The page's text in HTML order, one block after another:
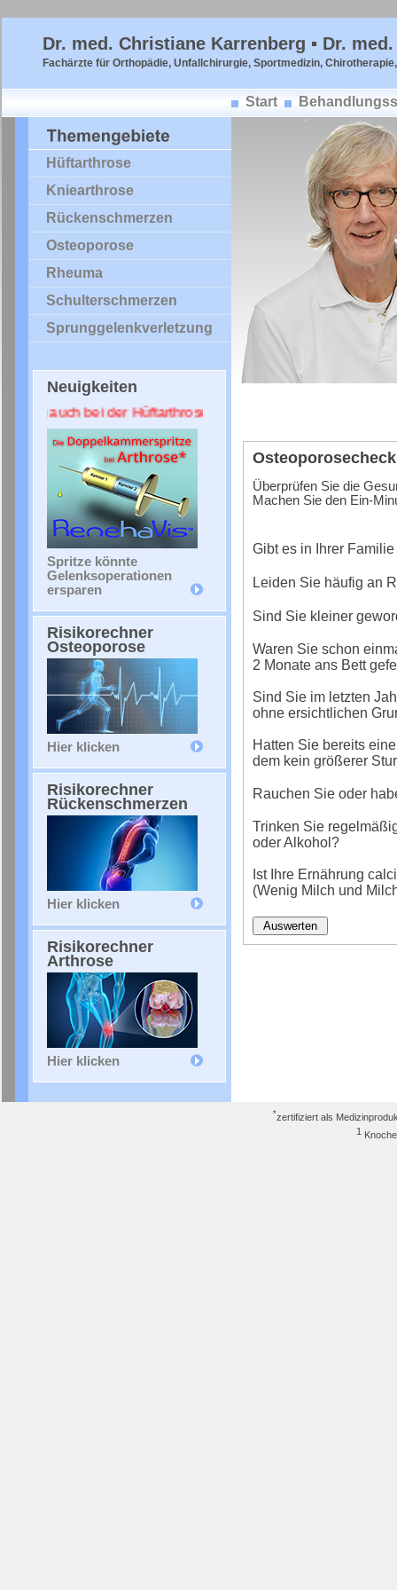
Dr. med. Christiane Karrenberg ▪ Dr.
Fachärzte für Orthopädie, Unfallchirurgie, Sportmedizin,
Start
Hüftarthrose
Kniearthrose
Rückenschmerzen
Osteoporose
Rheuma
Schulterschmerzen
Sprunggelenkverletzung
Neuigkeiten
auch bei der Hüftarthrose ++++
Spritze könnte
Gelenksoperationen
ersparen
Risikorechner
Osteoporose
Hier klicken
Risikorechner
Rückenschmerzen
Hier klicken
Risikorechner
Arthrose
Hier klicken
Osteoporosecheck
Überprüfen Sie die
Machen Sie den Ein-
Gibt es in Ihrer
Leiden Sie häufig an
Sind Sie kleiner
Waren Sie schon
2 Monate ans Bett
Sind Sie im letzten
ohne ersichtlichen
Hatten Sie bereits
dem kein größerer
Rauchen Sie oder
Trinken Sie
oder Alkohol?
Ist Ihre Ernährung
(Wenig Milch und
*zertifiziert als
1